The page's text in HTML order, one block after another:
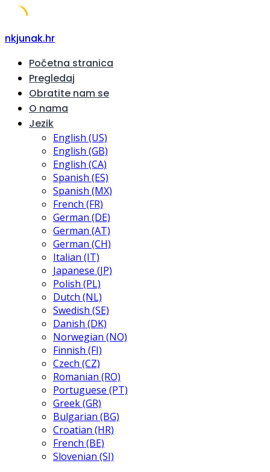
Skip
content
nkjunak.hr
Početna stranica
Pregledaj
Obratite nam se
O nama
Jezik
English (US)
English (GB)
English (CA)
Spanish (ES)
Spanish (MX)
French (FR)
German (DE)
German (AT)
German (CH)
Italian (IT)
Japanese (JP)
Polish (PL)
Dutch (NL)
Swedish (SE)
Danish (DK)
Norwegian (NO)
Finnish (FI)
Czech (CZ)
Romanian (RO)
Portuguese (PT)
Greek (GR)
Bulgarian (BG)
Croatian (HR)
French (BE)
Slovenian (SI)